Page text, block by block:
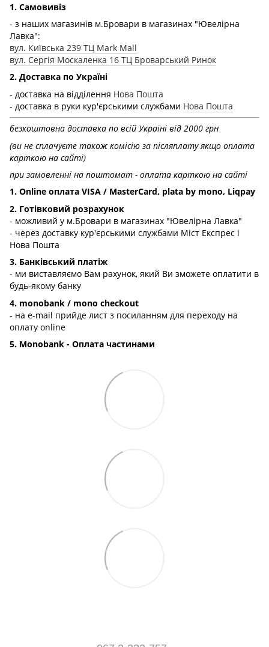
1. Самовивіз
- з наших магазинів м.Бровари в магазинах "Ювелірна
Лавка":
вул. Київська 239 ТЦ Mark Mall
вул. Сергія Москаленка 16 ТЦ Броварський Ринок
2. Доставка по Україні
- доставка на відділення Нова Пошта
- доставка в руки кур'єрськими службами Нова Пошта
безкоштовна доставка по всій Україні від 2000 грн
(ви не сплачуєте також комісію за післяплату якщо оплата
карткою на сайті)
при замовленні на поштомат - оплата карткою на сайті
1. Online оплата VISA / MasterCard, plata by mono, Liqpay
2. Готівковий розрахунок
- можливий у м.Бровари в магазинах "Ювелірна Лавка"
- через доставку кур'єрськими службами Міст Експрес і
Нова Пошта
3. Банківський платіж
- ми виставляємо Вам рахунок, який Ви зможете оплатити в
будь-якому банку
4. monobank / mono checkout
- на e-mail прийде лист з посиланням для переходу на
оплату online
5. Monobank - Оплата частинами